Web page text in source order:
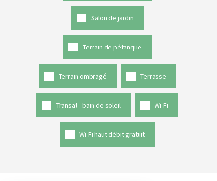
Salon de jardin
Terrain de pétanque
Terrain ombragé Terrasse
Transat - bain de soleil Wi-Fi
Wi-Fi haut débit gratuit